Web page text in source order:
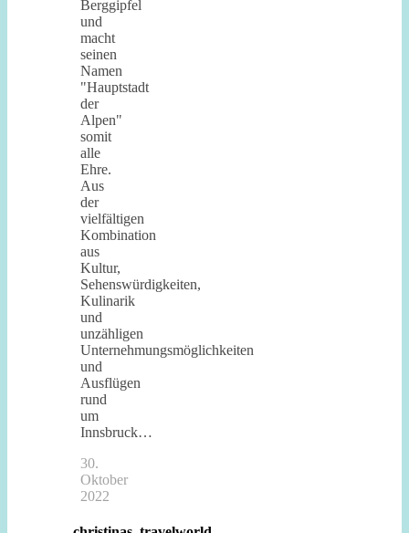
Berggipfel
und
macht
seinen
Namen
"Hauptstadt
der
Alpen"
somit
alle
Ehre.
Aus
der
vielfältigen
Kombination
aus
Kultur,
Sehenswürdigkeiten,
Kulinarik
und
unzähligen
Unternehmungsmöglichkeiten
und
Ausflügen
rund
um
Innsbruck…
30.
Oktober
2022